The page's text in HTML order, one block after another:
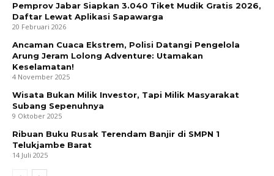
Pemprov Jabar Siapkan 3.040 Tiket Mudik Gratis 2026,
Daftar Lewat Aplikasi Sapawarga
20 Februari 2026
Ancaman Cuaca Ekstrem, Polisi Datangi Pengelola
Arung Jeram Lolong Adventure: Utamakan
Keselamatan!
4 November 2025
Wisata Bukan Milik Investor, Tapi Milik Masyarakat
Subang Sepenuhnya
9 Oktober 2025
Ribuan Buku Rusak Terendam Banjir di SMPN 1
Telukjambe Barat
14 Juli 2025